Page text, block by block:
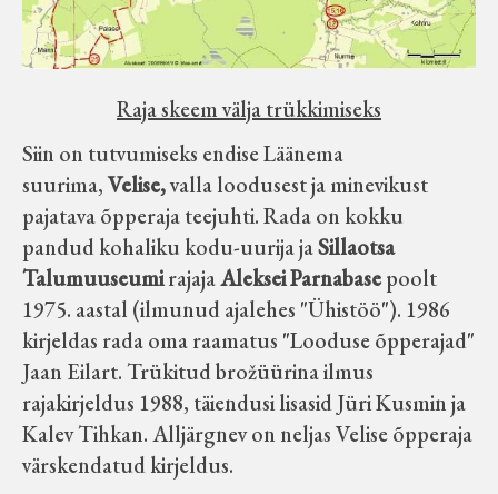
Velise kultuuri ja hariduse selts
Virtuaalnäitused
Otsi
Tagasiside
Raja skeem välja trükkimiseks
Siin on tutvumiseks endise Läänema
suurima,Velise,valla loodusest ja minevikust
pajatava õpperaja teejuhti. Rada on kokku
pandud kohaliku kodu-uurija jaSillaotsa
TalumuuseumirajajaAleksei Parnabasepoolt
1975. aastal (ilmunud ajalehes "Ühistöö"). 1986
kirjeldas rada oma raamatus "Looduse õpperajad"
Jaan Eilart. Trükitud brožüürina ilmus
rajakirjeldus 1988, täiendusi lisasid Jüri Kusmin ja
Kalev Tihkan. Alljärgnev on neljas Velise õpperaja
värskendatud kirjeldus.